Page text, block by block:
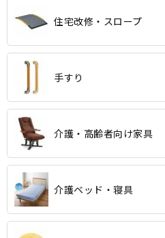
住宅改修・スロープ
手すり
介護・高齢者向け家具
介護ベッド・寝具